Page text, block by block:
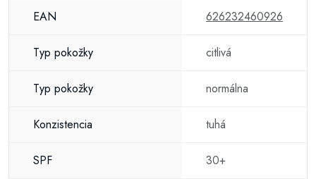
EAN 626232460926
Typ pokožky citlivá
Typ pokožky normálna
Konzistencia tuhá
SPF 30+